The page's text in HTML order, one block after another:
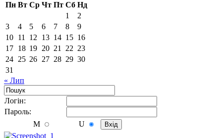
Пн Вт Ср Чт Пт Сб Нд
1
2
3
4 5 6 7 8
9
10 11 12 13 14 15 16
17 18 19 20 21 22 23
24 25 26 27 28 29 30
31
« Лип
Логiн:
Пароль:
M
U